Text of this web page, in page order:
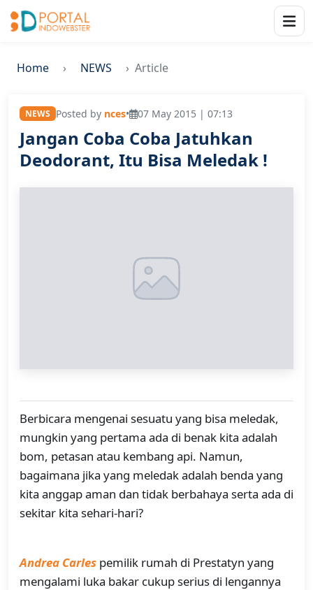
Home NEWS Article
NEWS Posted by nces• 07 May 2015 | 07:13
Jangan Coba Coba Jatuhkan
Deodorant, Itu Bisa Meledak !
Berbicara mengenai sesuatu yang bisa meledak,
mungkin yang pertama ada di benak kita adalah
bom, petasan atau kembang api. Namun,
bagaimana jika yang meledak adalah benda yang
kita anggap aman dan tidak berbahaya serta ada di
sekitar kita sehari-hari?
Andrea Carles pemilik rumah di Prestatyn yang
mengalami luka bakar cukup serius di lengannya